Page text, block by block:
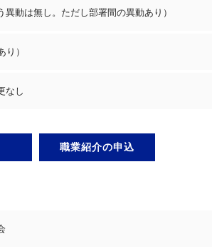
異動は無し。ただし部署間の異動あり）
り）
なし
職業紹介の申込